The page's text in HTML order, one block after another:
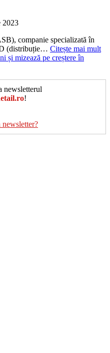
2023
companie specializată în
(distribuție… Citește mai mult
și mizează pe creștere în
newsletterul
!
newsletter?